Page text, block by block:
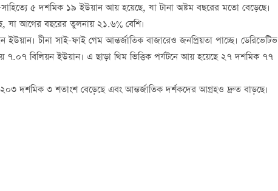
৫ দশমিক ১৯ ইউয়ান আয় হয়েছে, যা টানা অষ্টম বছরের মতো বেড়েছে।
যা আগের বছরের তুলনায় ২১.৬% বেশি।
চীনা সাই-ফাই গেম আন্তর্জাতিক বাজারেও জনপ্রিয়তা পাচ্ছে। ডেরিভেটিভ
৭.০৭ বিলিয়ন ইউয়ান। এ ছাড়া থিম ভিত্তিক পর্যটনে আয় হয়েছে ২৭ দশমিক ৭৭
দশমিক ৩ শতাংশ বেড়েছে এবং আন্তর্জাতিক দর্শকদের আগ্রহও দ্রুত বাড়ছে।